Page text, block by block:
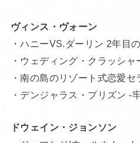
ヴィンス・ヴォーン
・ハニーVS.ダーリン 2年目
・ウェディング・クラッシャ
・南の島のリゾート式恋愛セ
・デンジャラス・プリズン -
ドウェイン・ジョンソン